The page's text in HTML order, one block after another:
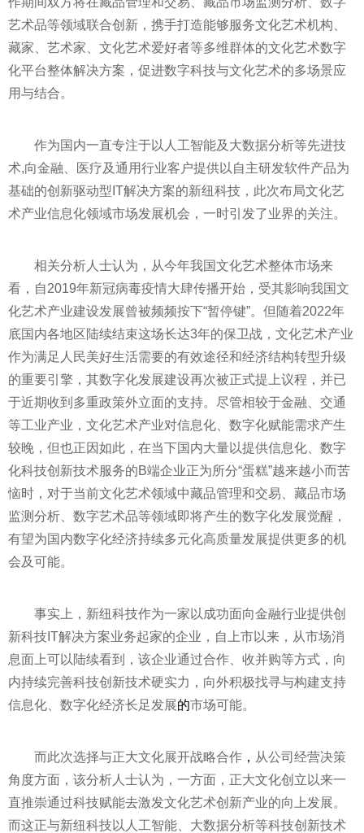
艺术品等领域联合创新，携手打造能够服务文化艺术机构、
藏家、艺术家、文化艺术爱好者等多维群体的文化艺术数字
化平台整体解决方案，促进数字科技与文化艺术的多场景应
用与结合。
作为国内一直专注于以人工智能及大数据分析等先进技
术,向金融、医疗及通用行业客户提供以自主研发软件产品为
基础的创新驱动型IT解决方案的新纽科技，此次布局文化艺
术产业信息化领域市场发展机会，一时引发了业界的关注。
相关分析人士认为，从今年我国文化艺术整体市场来
看，自2019年新冠病毒疫情大肆传播开始，受其影响我国文
化艺术产业建设发展曾被频频按下“暂停键”。但随着2022年
底国内各地区陆续结束这场长达3年的保卫战，文化艺术产业
作为满足人民美好生活需要的有效途径和经济结构转型升级
的重要引擎，其数字化发展建设再次被正式提上议程，并已
于近期收到多重政策外立面的支持。尽管相较于金融、交通
等工业产业，文化艺术产业对信息化、数字化赋能需求产生
较晚，但也正因如此，在当下国内大量以提供信息化、数字
化科技创新技术服务的B端企业正为所分“蛋糕”越来越小而苦
恼时，对于当前文化艺术领域中藏品管理和交易、藏品市场
监测分析、数字艺术品等领域即将产生的数字化发展觉醒，
有望为国内数字化经济持续多元化高质量发展提供更多的机
会及可能。
事实上，新纽科技作为一家以成功面向金融行业提供创
新科技IT解决方案业务起家的企业，自上市以来，从市场消
息面上可以陆续看到，该企业通过合作、收并购等方式，向
内持续完善科技创新技术硬实力，向外积极找寻与构建支持
信息化、数字化经济长足发展的市场可能。
而此次选择与正大文化展开战略合作 ， 从公司经营决策
角度方面，该分析人士认为，一方面，正大文化创立以来一
直推崇通过科技赋能去激发文化艺术创新产业的向上发展。
而这正与新纽科技以人工智能、大数据分析等科技创新技术